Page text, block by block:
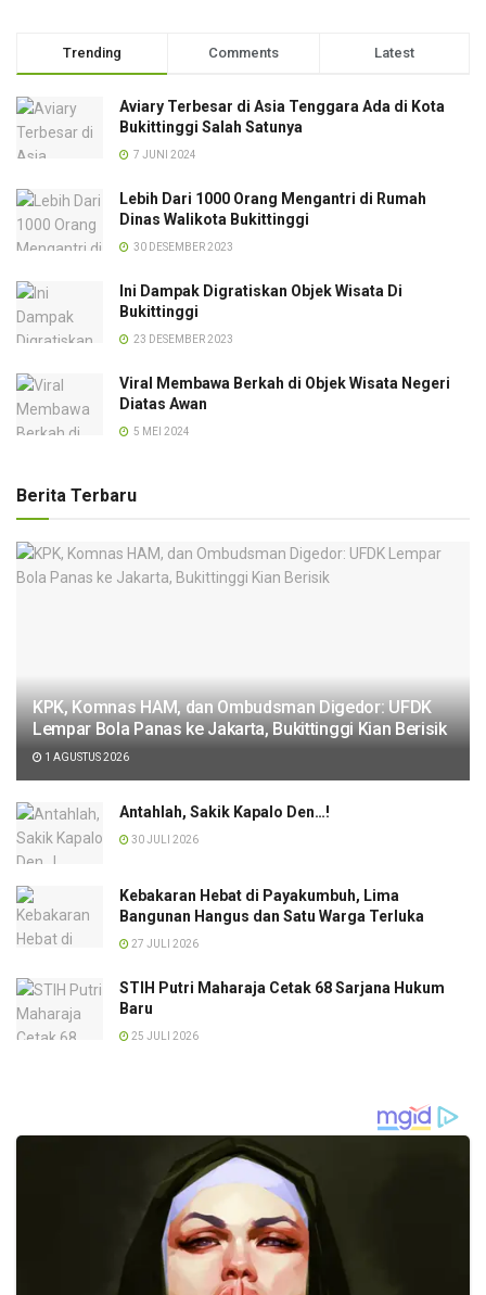
Trending Comments Latest
Aviary Terbesar di Asia Tenggara Ada di Kota
Bukittinggi Salah Satunya
7 JUNI 2024
Lebih Dari 1000 Orang Mengantri di Rumah
Dinas Walikota Bukittinggi
30 DESEMBER 2023
Ini Dampak Digratiskan Objek Wisata Di
Bukittinggi
23 DESEMBER 2023
Viral Membawa Berkah di Objek Wisata Negeri
Diatas Awan
5 MEI 2024
Berita Terbaru
KPK, Komnas HAM, dan Ombudsman Digedor: UFDK
Lempar Bola Panas ke Jakarta, Bukittinggi Kian Berisik
1 AGUSTUS 2026
Antahlah, Sakik Kapalo Den…!
30 JULI 2026
Kebakaran Hebat di Payakumbuh, Lima
Bangunan Hangus dan Satu Warga Terluka
27 JULI 2026
STIH Putri Maharaja Cetak 68 Sarjana Hukum
Baru
25 JULI 2026